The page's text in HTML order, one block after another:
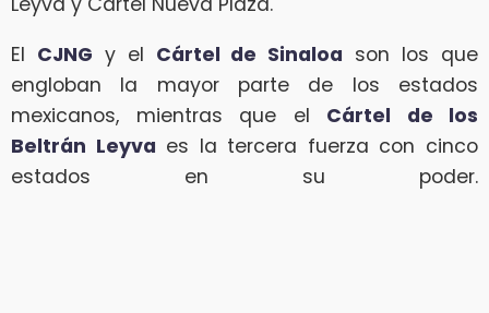
El CJNG y el Cártel de Sinaloa son los que
engloban la mayor parte de los estados
mexicanos, mientras que el Cártel de los
Beltrán Leyva es la tercera fuerza con cinco
estados en su poder.